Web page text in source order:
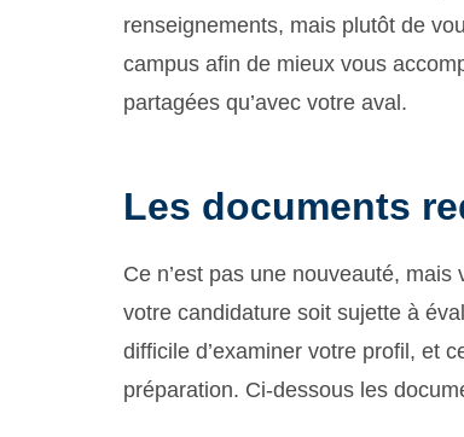
renseignements, mais plutôt de
campus afin de mieux vous
partagées qu’avec votre aval.
Les documents
Ce n’est pas une nouveauté,
votre candidature soit sujette à
difficile d’examiner votre profil, et
préparation. Ci-dessous les